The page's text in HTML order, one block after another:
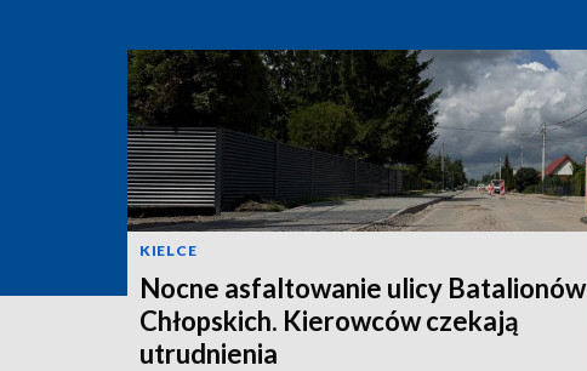
KIELCE
Nocne asfaltowanie ulicy Batalionów
Chłopskich. Kierowców czekają
utrudnienia